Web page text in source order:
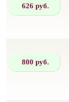
626 руб.
800 руб.